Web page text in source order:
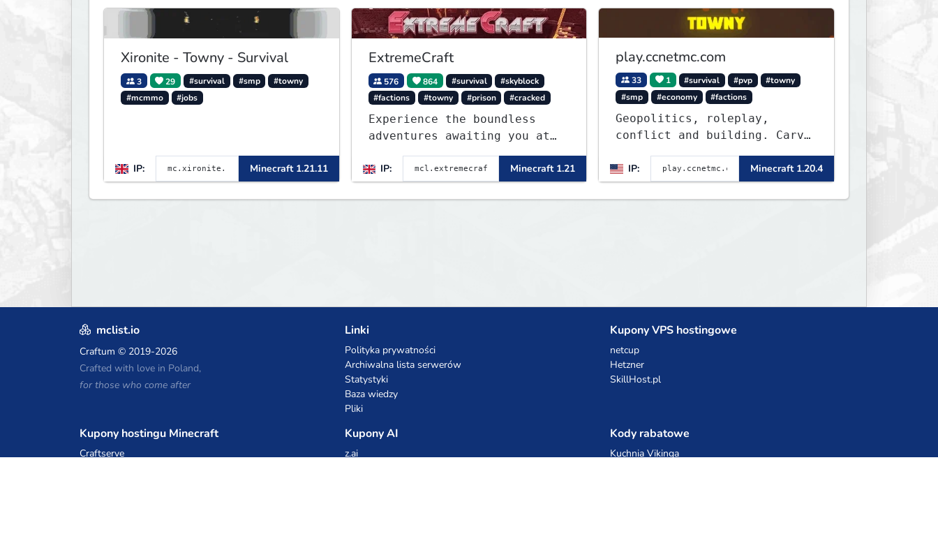
Xironite - Towny - Survival
3 29 #survival #smp
#towny
#mcmmo
#jobs
IP: Minecraft 1.21.11
ExtremeCraft
576 864 #survival
#skyblock
#factions
#towny #prison #cracked
Experience the boundless
adventures awaiting you at
ExtremeCraft.net! Embark on
a journey through a plethora
of exhilarating game modes,
blending both timeless
IP: Minecraft 1.21
play.ccnetmc.com
33 1 #survival #pvp
#towny
#smp
#economy #factions
Geopolitics, roleplay,
conflict and building. Carve
1:1000 map of Earth using
tanks, warships, guns and
more. Express your creative
IP: Minecraft 1.20.4
mclist.io
Craftum © 2019-2026
Crafted with love in Poland,
for those who come after
Linki
Polityka prywatności
Archiwalna lista serwerów
Statystyki
Baza wiedzy
Pliki
Kupony VPS hostingowe
netcup
Hetzner
SkillHost.pl
Kupony hostingu Minecraft
Craftserve
Kupony AI
z.ai
Kody rabatowe
Kuchnia Vikinga